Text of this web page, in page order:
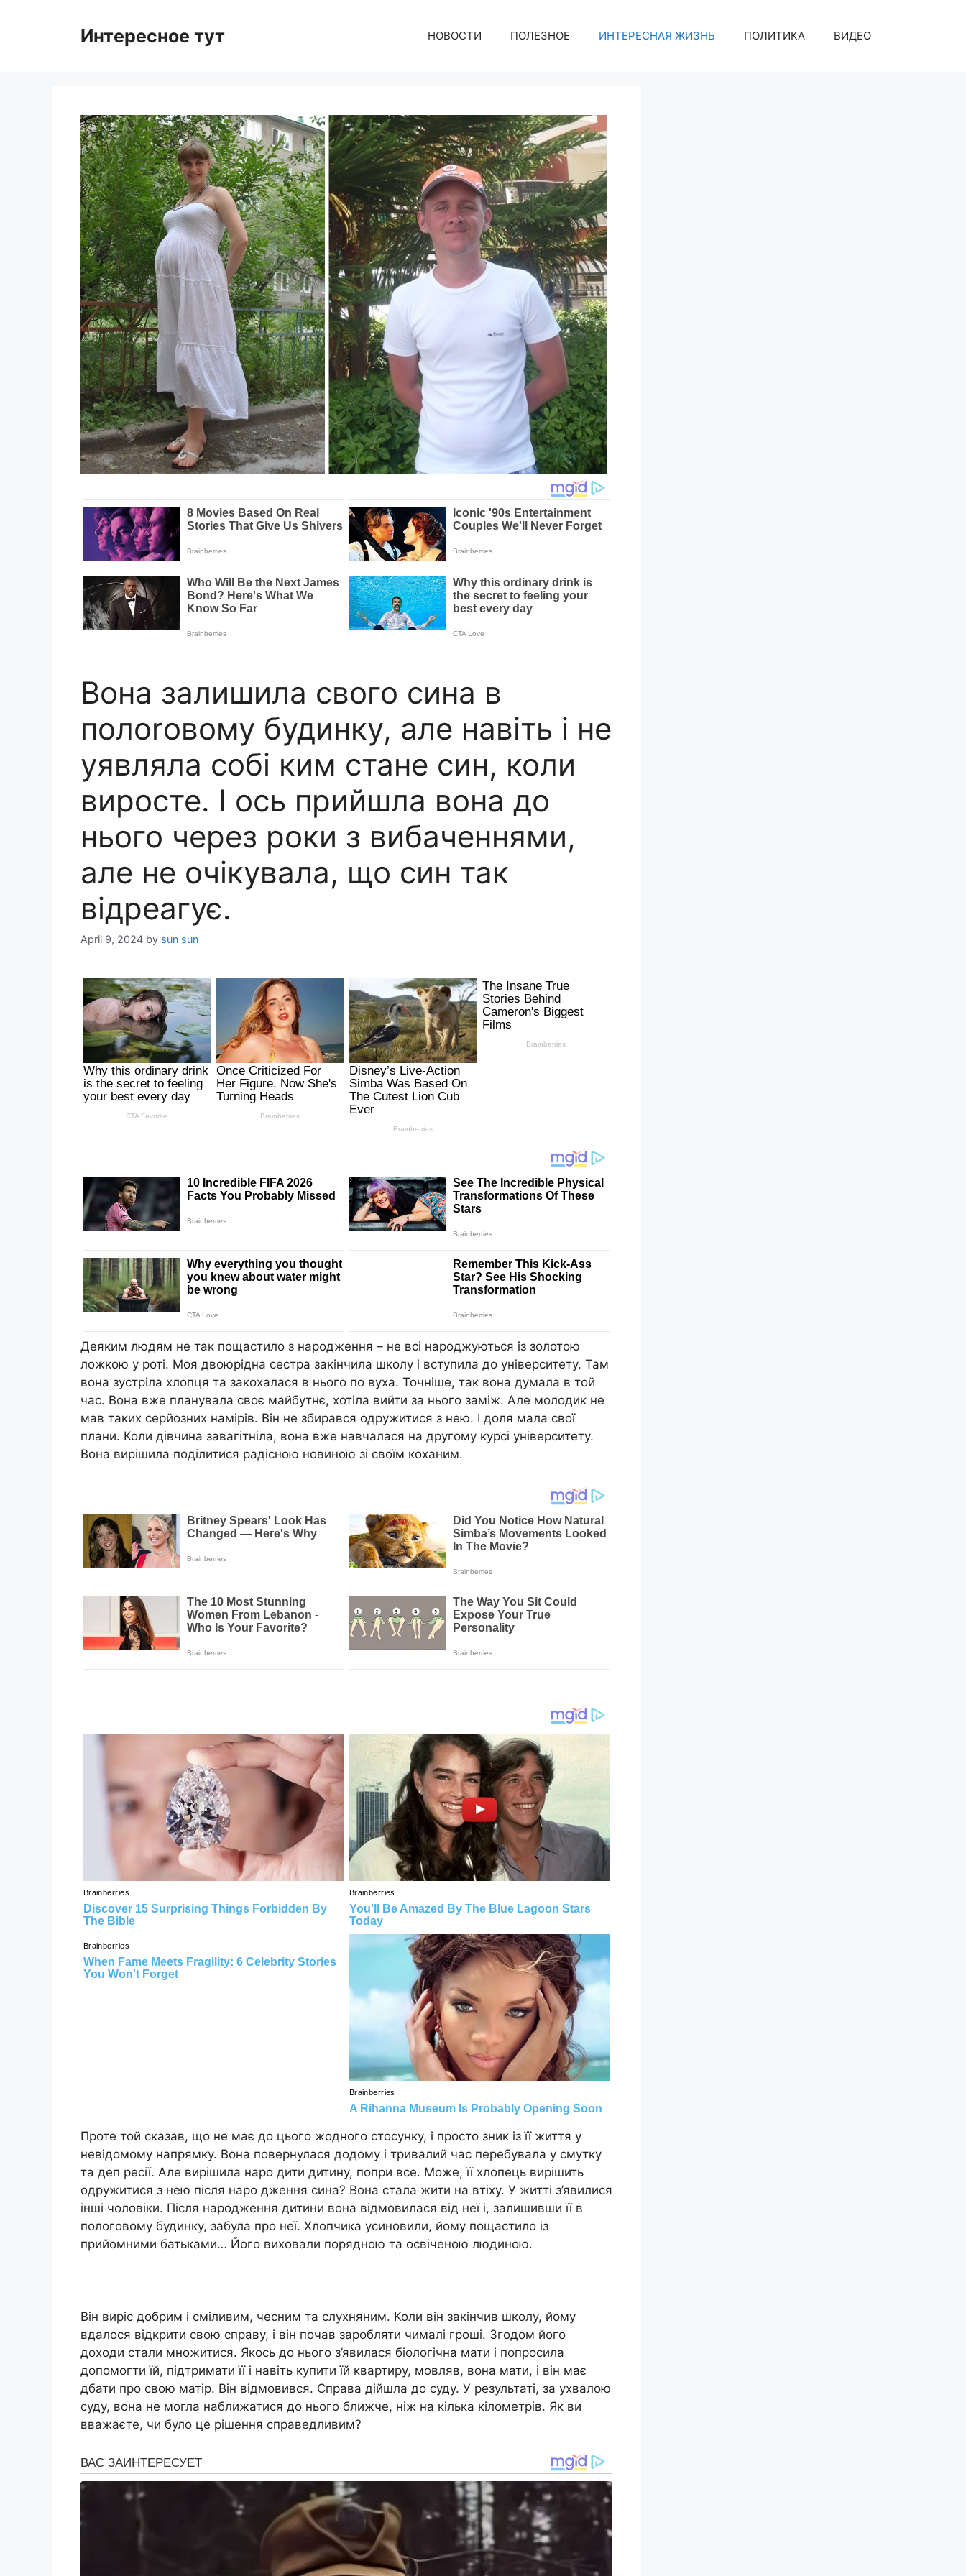
Интересное тут НОВОСТИ ПОЛЕЗНОЕ ИНТЕРЕСНАЯ ЖИЗНЬ ПОЛИТИКА ВИДЕО
Вона залишила свого сина в
полоrовому будинку, але навіть і не
уявляла собі ким стане син, коли
виросте. І ось прийшла вона до
нього через роки з вибаченнями,
але не очікувала, що син так
відреагує.
April 9, 2024 by sun sun
Деяким людям не так пощастило з народження – не всі народжуються із золотою
ложкою у роті. Моя двоюрідна сестра закінчила школу і вступила до університету. Там
вона зустріла хлопця та закохалася в нього по вуха. Точніше, так вона думала в той
час. Вона вже планувала своє майбутнє, хотіла вийти за нього заміж. Але молодик не
мав таких серйозних намірів. Він не збирався одружитися з нею. І доля мала свої
плани. Коли дівчина завагітніла, вона вже навчалася на другому курсі університету.
Вона вирішила поділитися радісною новиною зі своїм коханим.
Проте той сказав, що не має до цього жодного стосунку, і просто зник із її життя у
невідомому напрямку. Вона повернулася додому і тривалий час перебувала у смутку
та деп ресії. Але вирішила наро дити дитину, попри все. Може, її хлопець вирішить
одружитися з нею після наро дження сина? Вона стала жити на втіху. У житті з’явилися
інші чоловіки. Після народження дитини вона відмовилася від неї і, залишивши її в
пологовому будинку, забула про неї. Хлопчика усиновили, йому пощастило із
прийомними батьками… Його виховали порядною та освіченою людиною.
Він виріс добрим і сміливим, чесним та слухняним. Коли він закінчив школу, йому
вдалося відкрити свою справу, і він почав заробляти чималі гроші. Згодом його
доходи стали множитися. Якось до нього з’явилася біологічна мати і попросила
допомогти їй, підтримати її і навіть купити їй квартиру, мовляв, вона мати, і він має
дбати про свою матір. Він відмовився. Справа дійшла до суду. У результаті, за ухвалою
суду, вона не могла наближатися до нього ближче, ніж на кілька кілометрів. Як ви
вважаєте, чи було це рішення справедливим?